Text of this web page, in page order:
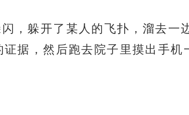
，躲开了某人的飞扑，溜去一
据，然后跑去院子里摸出手机